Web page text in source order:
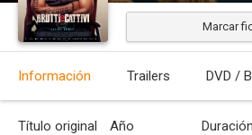
Marcar
Información Trailers DVD /
Título original Año Duración